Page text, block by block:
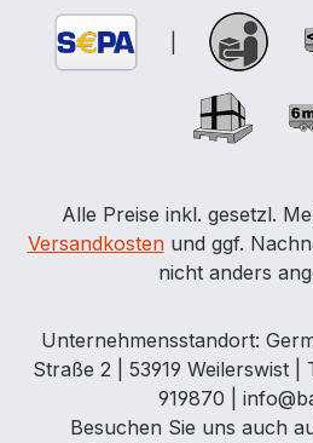
Alle Preise inkl. gesetzl.
Versandkostenund ggf.
nicht anders
Unternehmensstandort:
Straße 2 | 53919 Weilerswist
919870 |
Besuchen Sie uns auch